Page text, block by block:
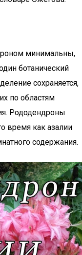
минимальны,
ботанический
сохраняется,
по областям
Рододендроны
время как азалии
содержания.